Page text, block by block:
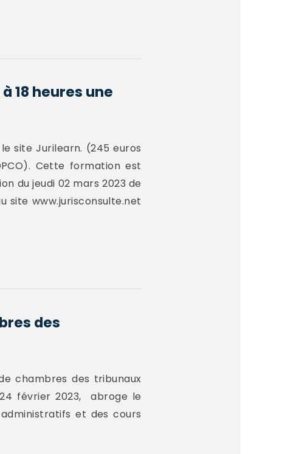
18 heures une
site Jurilearn. (245 euros
Cette formation est
du jeudi 02 mars 2023 de
site www.jurisconsulte.net
des
chambres des tribunaux
février 2023, abroge le
et des cours